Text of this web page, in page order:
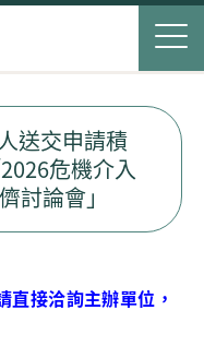
送交申請積
危機介入
討論會」
直接洽詢主辦單位，